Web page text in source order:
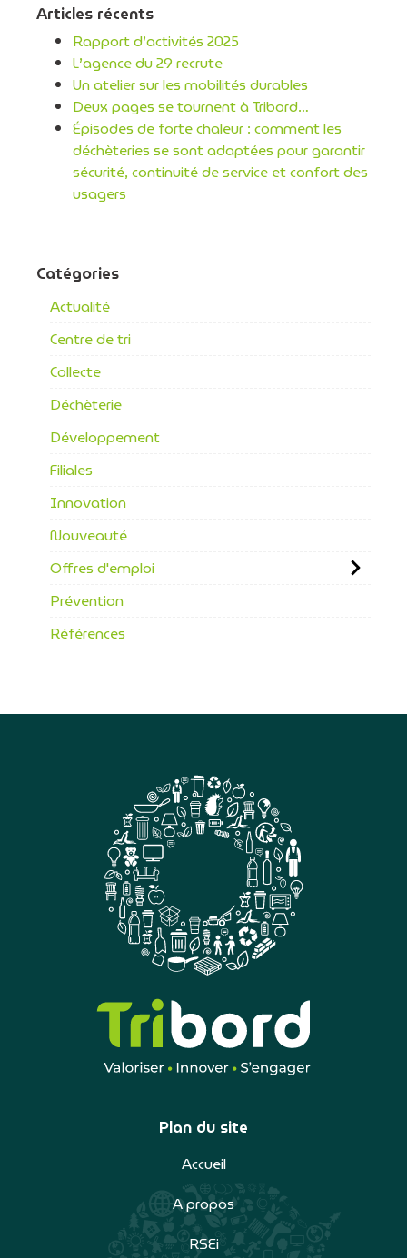
Articles récents
Rapport d’activités 2025
L’agence du 29 recrute
Un atelier sur les mobilités durables
Deux pages se tournent à Tribord…
Épisodes de forte chaleur : comment les
déchèteries se sont adaptées pour garantir
sécurité, continuité de service et confort des
usagers
Catégories
Actualité
Centre de tri
Collecte
Déchèterie
Développement
Filiales
Innovation
Nouveauté
Offres d'emploi
Prévention
Références
Plan du site
Accueil
A propos
RSEi